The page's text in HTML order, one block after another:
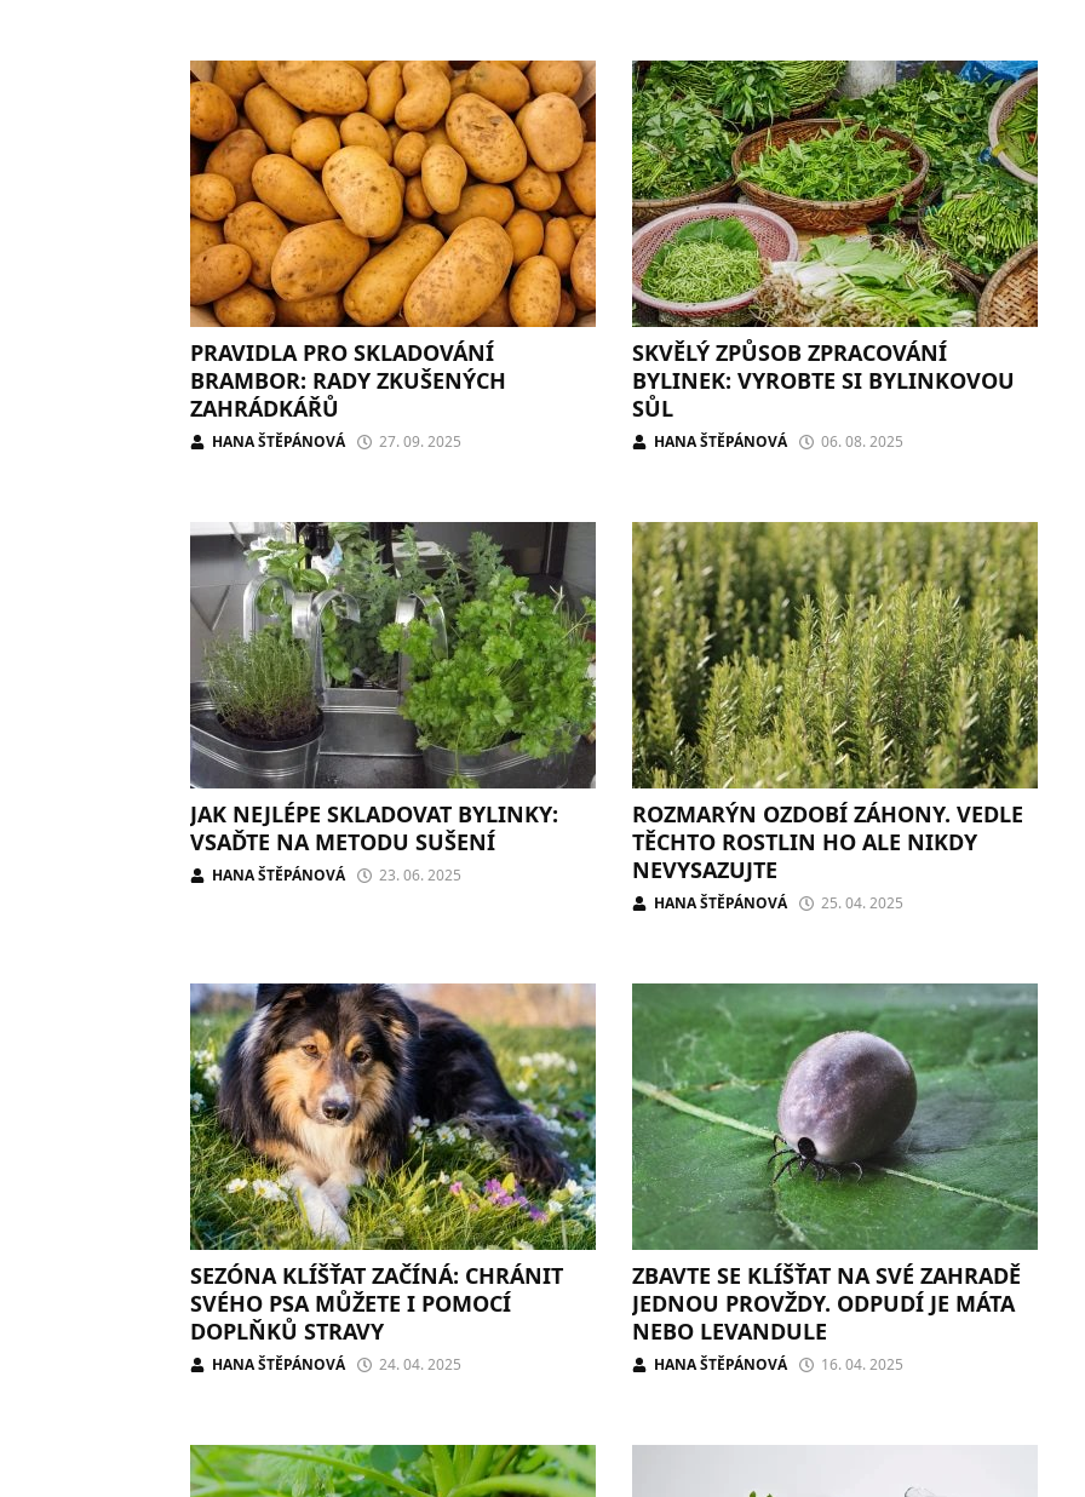
PRAVIDLA PRO SKLADOVÁNÍ
BRAMBOR: RADY ZKUŠENÝCH
ZAHRÁDKÁŘŮ
HANA ŠTĚPÁNOVÁ 27. 09. 2025
SKVĚLÝ ZPŮSOB ZPRACOVÁNÍ
BYLINEK: VYROBTE SI BYLINKOVOU
SŮL
HANA ŠTĚPÁNOVÁ 06. 08. 2025
JAK NEJLÉPE SKLADOVAT BYLINKY:
VSAĎTE NA METODU SUŠENÍ
HANA ŠTĚPÁNOVÁ 23. 06. 2025
ROZMARÝN OZDOBÍ ZÁHONY. VEDLE
TĚCHTO ROSTLIN HO ALE NIKDY
NEVYSAZUJTE
HANA ŠTĚPÁNOVÁ 25. 04. 2025
SEZÓNA KLÍŠŤAT ZAČÍNÁ: CHRÁNIT
SVÉHO PSA MŮŽETE I POMOCÍ
DOPLŇKŮ STRAVY
HANA ŠTĚPÁNOVÁ 24. 04. 2025
ZBAVTE SE KLÍŠŤAT NA SVÉ ZAHRADĚ
JEDNOU PROVŽDY. ODPUDÍ JE MÁTA
NEBO LEVANDULE
HANA ŠTĚPÁNOVÁ 16. 04. 2025